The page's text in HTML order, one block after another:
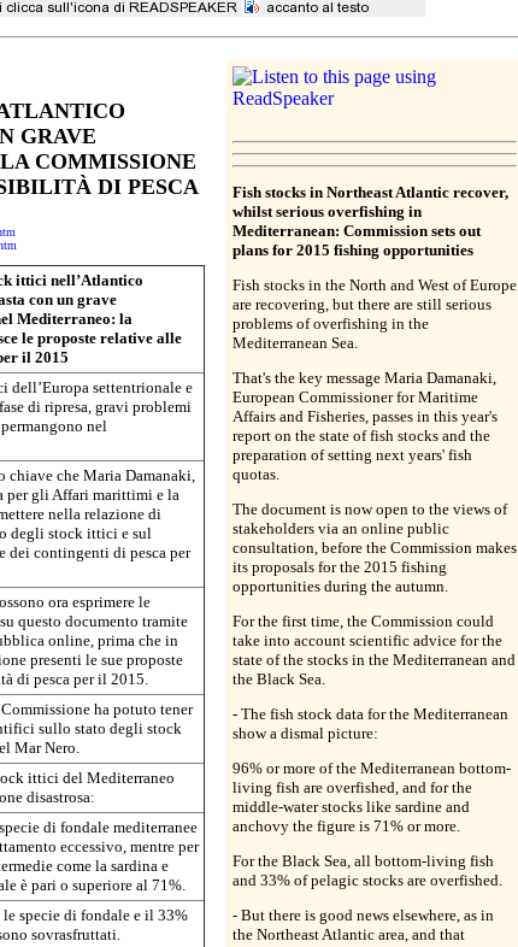
GRAVE
COMMISSIONE
DI PESCA
ittici nell’Atlantico
con un grave
Mediterraneo: la
le proposte relative alle
il 2015
dell’Europa settentrionale e
di ripresa, gravi problemi
nel
chiave che Maria Damanaki,
per gli Affari marittimi e la
nella relazione di
degli stock ittici e sul
dei contingenti di pesca per
ora esprimere le
questo documento tramite
online, prima che in
presenti le sue proposte
di pesca per il 2015.
ha potuto tener
sullo stato degli stock
Mar Nero.
ittici del Mediterraneo
disastrosa:
di fondale mediterranee
eccessivo, mentre per
come la sardina e
è pari o superiore al 71%.
specie di fondale e il 33%
sovrasfruttati.
Fish stocks in Northeast Atlantic recover,
whilst serious overfishing in
Mediterranean: Commission sets out
plans for 2015 fishing opportunities
Fish stocks in the North and West of Europe
are recovering, but there are still serious
problems of overfishing in the
Mediterranean Sea.
That's the key message Maria Damanaki,
European Commissioner for Maritime
Affairs and Fisheries, passes in this year's
report on the state of fish stocks and the
preparation of setting next years' fish
quotas.
The document is now open to the views of
stakeholders via an online public
consultation, before the Commission makes
its proposals for the 2015 fishing
opportunities during the autumn.
For the first time, the Commission could
take into account scientific advice for the
state of the stocks in the Mediterranean and
the Black Sea.
- The fish stock data for the Mediterranean
show a dismal picture:
96% or more of the Mediterranean bottom-
living fish are overfished, and for the
middle-water stocks like sardine and
anchovy the figure is 71% or more.
For the Black Sea, all bottom-living fish
and 33% of pelagic stocks are overfished.
- But there is good news elsewhere, as in
the Northeast Atlantic area, and that